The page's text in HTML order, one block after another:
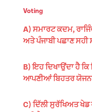
Voting
A) ਸਮਾਰਟ ਕਦਮ,
ਅਤੇ ਪੰਜਾਬੀ ਪਛਾਣ ਸਹੀ
B) ਇਹ ਦਿਖਾਉਂਦਾ ਹੈ
ਆਪਣੀਆਂ ਬਿਹਤਰ
C) ਦਿੱਲੀ ਸੁਰੱਖਿਅਤ ਖੇਡ